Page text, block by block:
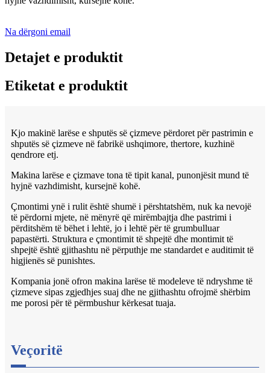
Na dërgoni email
Detajet e produktit
Etiketat e produktit
Kjo makinë larëse e shputës së çizmeve përdoret për pastrimin e
shputës së çizmeve në fabrikë ushqimore, thertore, kuzhinë
qendrore etj.
Makina larëse e çizmave tona të tipit kanal, punonjësit mund të
hyjnë vazhdimisht, kursejnë kohë.
Çmontimi ynë i rulit është shumë i përshtatshëm, nuk ka nevojë
të përdorni mjete, në mënyrë që mirëmbajtja dhe pastrimi i
përditshëm të bëhet i lehtë, jo i lehtë për të grumbulluar
papastërti. Struktura e çmontimit të shpejtë dhe montimit të
shpejtë është gjithashtu në përputhje me standardet e auditimit të
higjienës së punishtes.
Kompania jonë ofron makina larëse të modeleve të ndryshme të
çizmeve sipas zgjedhjes suaj dhe ne gjithashtu ofrojmë shërbim
me porosi për të përmbushur kërkesat tuaja.
Veçoritë